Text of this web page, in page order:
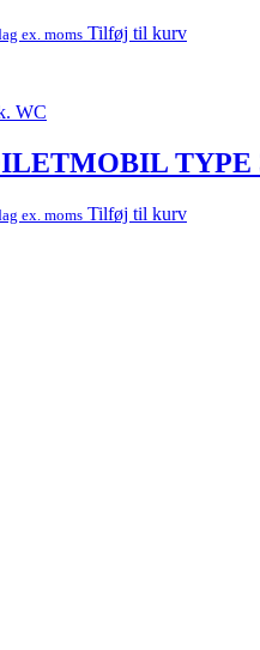
ex. moms Tilføj til kurv
TYPE
ex. moms Tilføj til kurv